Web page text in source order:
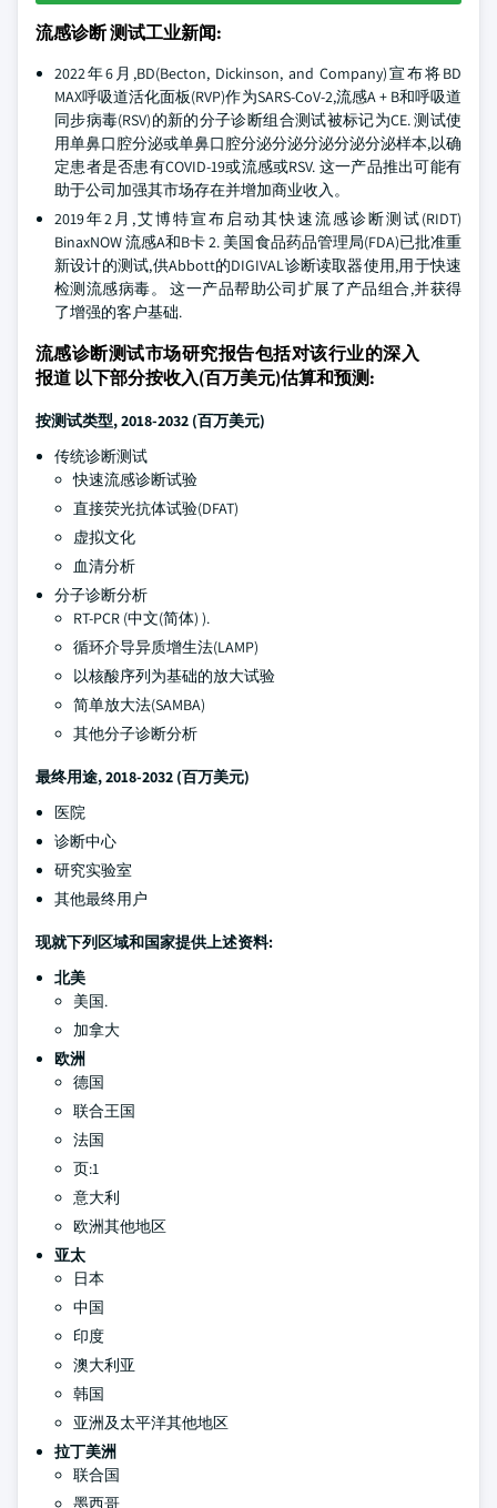
流感诊断 测试工业新闻:
2022年6月,BD(Becton, Dickinson, and Company)宣布将BD
MAX呼吸道活化面板(RVP)作为SARS-CoV-2,流感A + B和呼吸道
同步病毒(RSV)的新的分子诊断组合测试被标记为CE. 测试使
用单鼻口腔分泌或单鼻口腔分泌分泌分泌分泌分泌样本,以确
定患者是否患有COVID-19或流感或RSV. 这一产品推出可能有
助于公司加强其市场存在并增加商业收入。
2019年2月,艾博特宣布启动其快速流感诊断测试(RIDT)
BinaxNOW 流感A和B卡 2. 美国食品药品管理局(FDA)已批准重
新设计的测试,供Abbott的DIGIVAL诊断读取器使用,用于快速
检测流感病毒。 这一产品帮助公司扩展了产品组合,并获得
了增强的客户基础.
流感诊断测试市场研究报告包括对该行业的深入
报道 以下部分按收入(百万美元)估算和预测:
按测试类型, 2018-2032 (百万美元)
传统诊断测试
快速流感诊断试验
直接荧光抗体试验(DFAT)
虚拟文化
血清分析
分子诊断分析
RT-PCR (中文(简体) ).
循环介导异质增生法(LAMP)
以核酸序列为基础的放大试验
简单放大法(SAMBA)
其他分子诊断分析
最终用途, 2018-2032 (百万美元)
医院
诊断中心
研究实验室
其他最终用户
现就下列区域和国家提供上述资料:
北美
美国.
加拿大
欧洲
德国
联合王国
法国
页:1
意大利
欧洲其他地区
亚太
日本
中国
印度
澳大利亚
韩国
亚洲及太平洋其他地区
拉丁美洲
联合国
墨西哥